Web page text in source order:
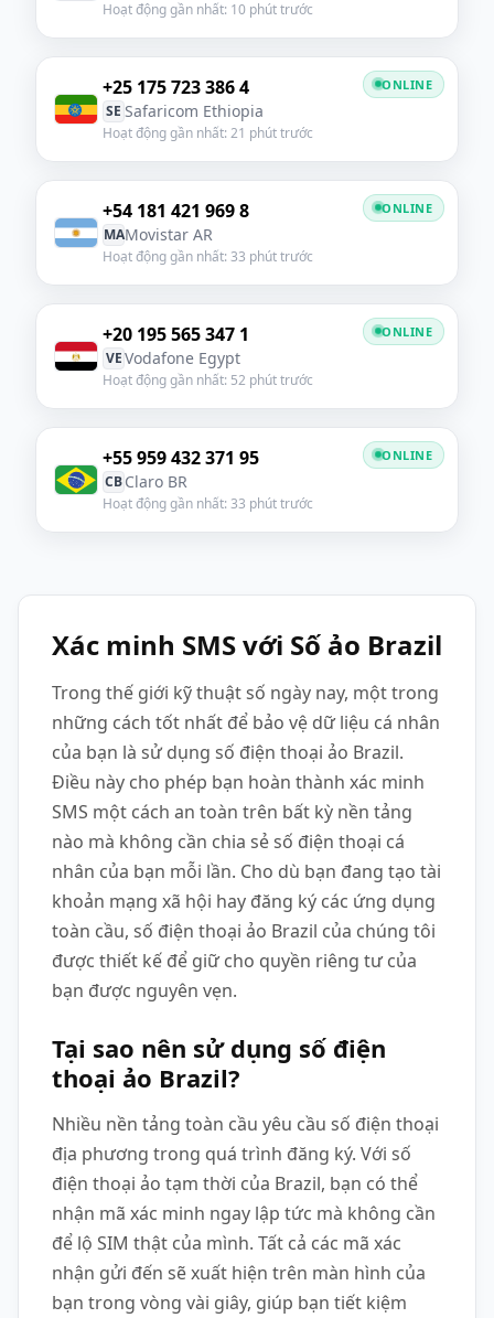
Hoạt động gần nhất: 10 phút trước
+25 175 723 386 4
SE Safaricom Ethiopia
Hoạt động gần nhất: 21 phút trước
ONLINE
+54 181 421 969 8
MAMovistar AR
Hoạt động gần nhất: 33 phút trước
ONLINE
+20 195 565 347 1
VEVodafone Egypt
Hoạt động gần nhất: 52 phút trước
ONLINE
+55 959 432 371 95
CBClaro BR
Hoạt động gần nhất: 33 phút trước
ONLINE
Xác minh SMS với Số ảo Brazil
Trong thế giới kỹ thuật số ngày nay, một trong
những cách tốt nhất để bảo vệ dữ liệu cá nhân
của bạn là sử dụng số điện thoại ảo Brazil.
Điều này cho phép bạn hoàn thành xác minh
SMS một cách an toàn trên bất kỳ nền tảng
nào mà không cần chia sẻ số điện thoại cá
nhân của bạn mỗi lần. Cho dù bạn đang tạo tài
khoản mạng xã hội hay đăng ký các ứng dụng
toàn cầu, số điện thoại ảo Brazil của chúng tôi
được thiết kế để giữ cho quyền riêng tư của
bạn được nguyên vẹn.
Tại sao nên sử dụng số điện
thoại ảo Brazil?
Nhiều nền tảng toàn cầu yêu cầu số điện thoại
địa phương trong quá trình đăng ký. Với số
điện thoại ảo tạm thời của Brazil, bạn có thể
nhận mã xác minh ngay lập tức mà không cần
để lộ SIM thật của mình. Tất cả các mã xác
nhận gửi đến sẽ xuất hiện trên màn hình của
bạn trong vòng vài giây, giúp bạn tiết kiệm